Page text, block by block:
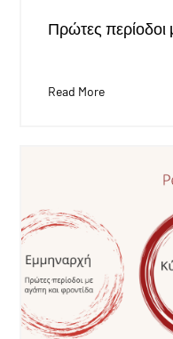
Πρώτες περίοδοι
Read More